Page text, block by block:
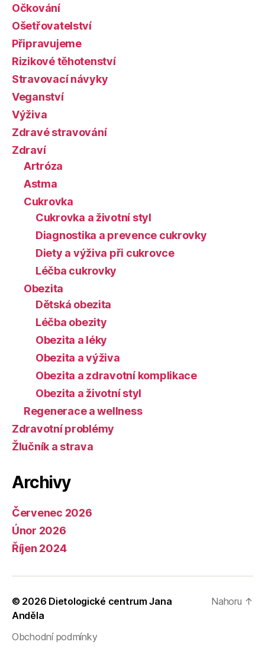
Očkování
Ošetřovatelství
Připravujeme
Rizikové těhotenství
Stravovací návyky
Veganství
Výživa
Zdravé stravování
Zdraví
Artróza
Astma
Cukrovka
Cukrovka a životní styl
Diagnostika a prevence cukrovky
Diety a výživa při cukrovce
Léčba cukrovky
Obezita
Dětská obezita
Léčba obezity
Obezita a léky
Obezita a výživa
Obezita a zdravotní komplikace
Obezita a životní styl
Regenerace a wellness
Zdravotní problémy
Žlučník a strava
Archivy
Červenec 2026
Únor 2026
Říjen 2024
© 2026 Dietologické centrum Jana
Anděla
Obchodní podmínky
Nahoru ↑